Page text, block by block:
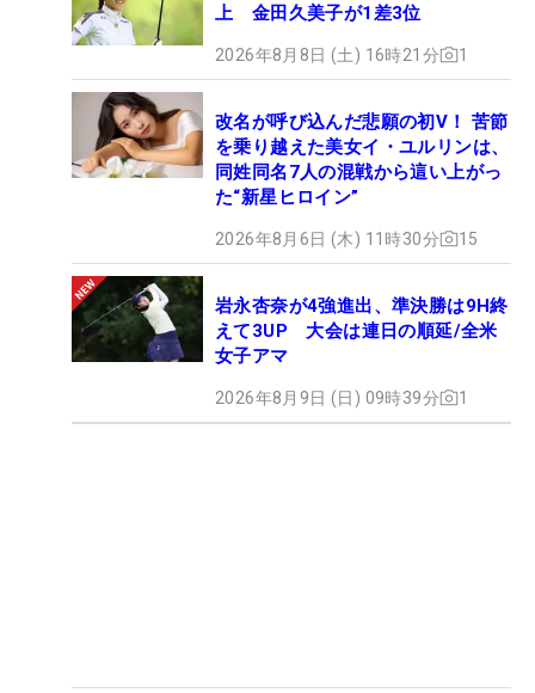
上 金田久美子が1差3位
2026年8月8日 (土) 16時21分 1
改名が呼び込んだ悲願の初V！ 苦節
を乗り越えた美女イ・ユルリンは、
同姓同名7人の混戦から這い上がっ
た“新星ヒロイン”
2026年8月6日 (木) 11時30分 15
岩永杏奈が4強進出、準決勝は9H終
えて3UP 大会は連日の順延/全米
女子アマ
2026年8月9日 (日) 09時39分 1